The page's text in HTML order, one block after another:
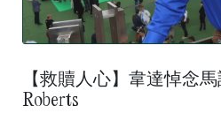
【救贖人心】韋達悼念
Roberts